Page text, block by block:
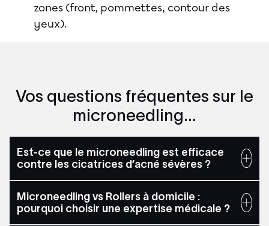
zones (front, pommettes, contour des
yeux).
Vos questions fréquentes sur le
microneedling...
Est-ce que le microneedling est efficace
contre les cicatrices d’acné sévères ?
Microneedling vs Rollers à domicile :
pourquoi choisir une expertise médicale ?